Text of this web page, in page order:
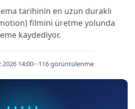
tarihinin en uzun duraklı
filmini üretme yolunda
kaydediyor.
14:00••116 görüntülenme